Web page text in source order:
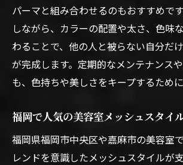
パーマと組み合わせるのもおすすめで
しながら、カラーの配置や太さ、色味
わることで、他の人と被らない自分だ
が完成します。定期的なメンテナンス
も、色持ちや美しさをキープするため
福岡で人気の美容室メッシュスタイ
福岡県福岡市中央区や嘉麻市の美容室
レンドを意識したメッシュスタイルが